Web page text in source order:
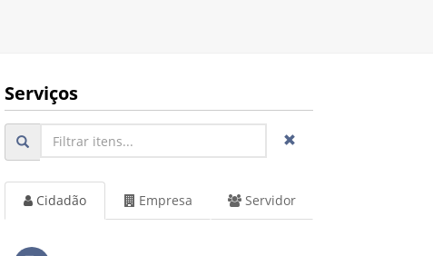
Serviços
Cidadão Empresa Servidor